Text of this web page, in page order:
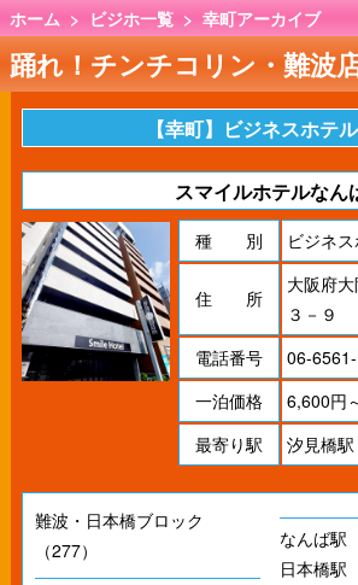
ホーム > ビジホ一覧 > 幸町アーカイブ
踊れ！チンチコリン・難波
【幸町】ビジネスホテ
スマイルホテルなん
種 別 ビジネ
住 所
大阪府
３－９
電話番号
06-
一泊価格
6,600円
最寄り駅
汐見橋
難波・日本橋ブロック
（277）
なんば駅
日本橋駅